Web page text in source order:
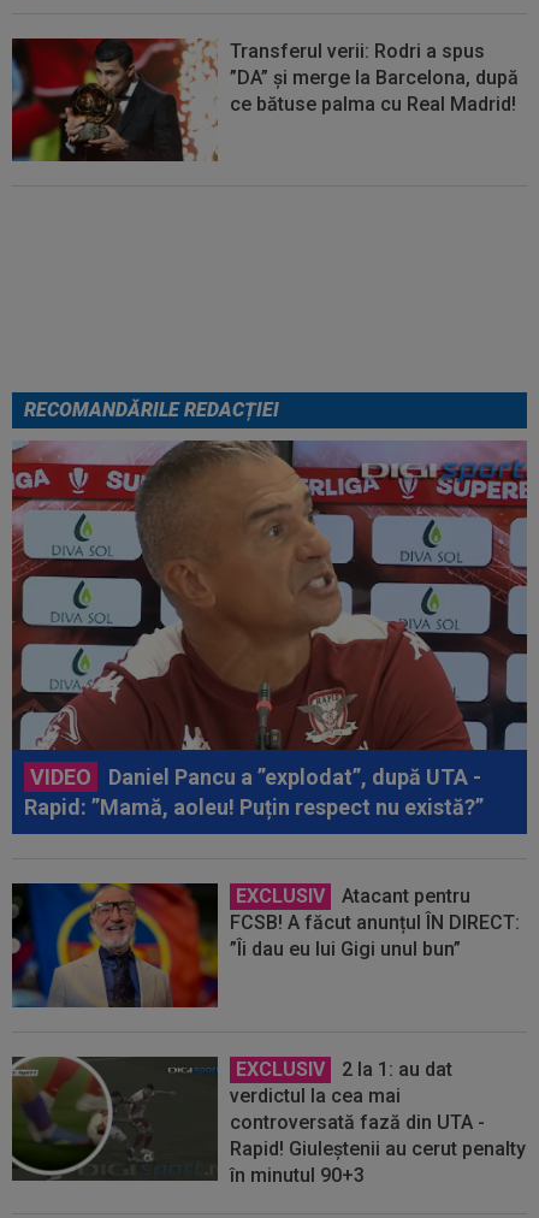
Transferul verii: Rodri a spus
”DA” și merge la Barcelona, după
ce bătuse palma cu Real Madrid!
RECOMANDĂRILE REDACȚIEI
VIDEO
Daniel Pancu a ”explodat”, după UTA -
Rapid: ”Mamă, aoleu! Puțin respect nu există?”
EXCLUSIV
Atacant pentru
FCSB! A făcut anunțul ÎN DIRECT:
”Îi dau eu lui Gigi unul bun”
EXCLUSIV
2 la 1: au dat
verdictul la cea mai
controversată fază din UTA -
Rapid! Giuleștenii au cerut penalty
în minutul 90+3